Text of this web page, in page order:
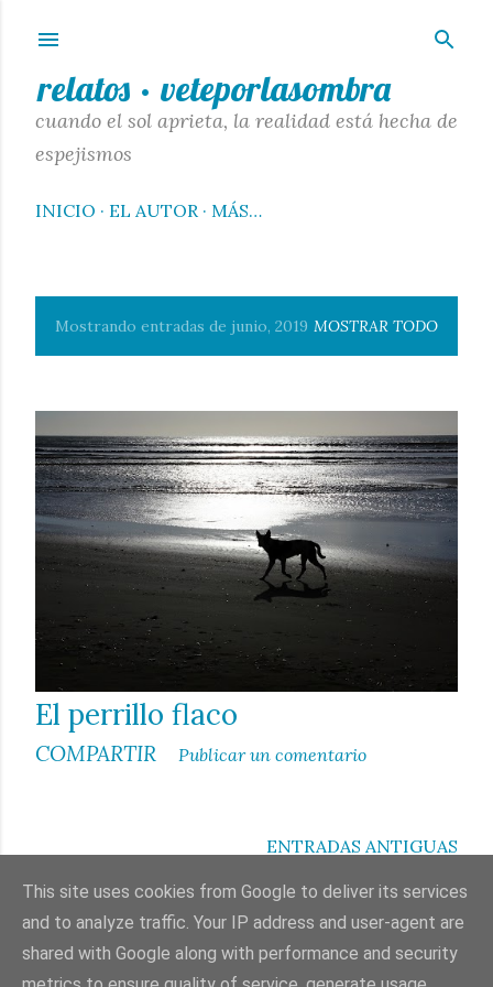
relatos · veteporlasombra
cuando el sol aprieta, la realidad está hecha de
espejismos
INICIO EL AUTOR MÁS…
E
t
r
a
d
s
Mostrando entradas de junio, 2019 MOSTRAR TODO
El perrillo flaco
COMPARTIR Publicar un comentario
ENTRADAS ANTIGUAS
Con la tecnología de Blogger
This site uses cookies from Google to deliver its services
and to analyze traffic. Your IP address and user-agent are
shared with Google along with performance and security